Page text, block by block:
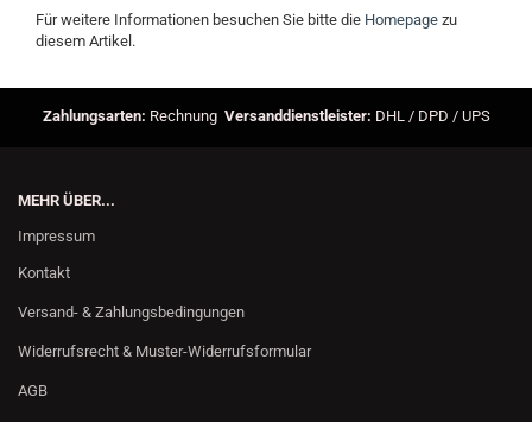
Für weitere Informationen besuchen Sie bitte die Homepage zu
diesem Artikel.
Zahlungsarten: Rechnung Versanddienstleister: DHL / DPD / UPS
MEHR ÜBER...
Impressum
Kontakt
Versand- & Zahlungsbedingungen
Widerrufsrecht & Muster-Widerrufsformular
AGB